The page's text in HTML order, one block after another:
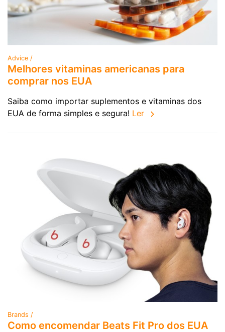
Advice /
Melhores vitaminas americanas para
comprar nos EUA
Saiba como importar suplementos e vitaminas dos
EUA de forma simples e segura! Ler
Brands /
Como encomendar Beats Fit Pro dos EUA